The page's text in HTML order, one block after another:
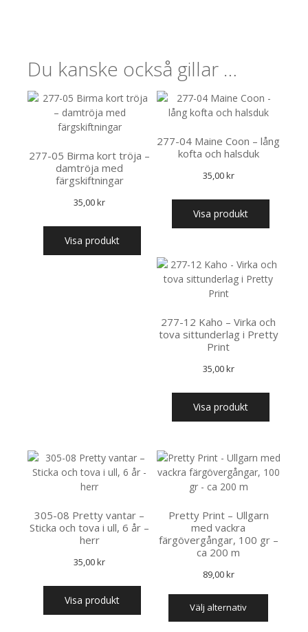
Du kanske också gillar …
277-05 Birma kort tröja –
damtröja med
färgskiftningar
35,00kr
Visa produkt
277-04 Maine Coon – lång
kofta och halsduk
35,00kr
Visa produkt
277-12 Kaho – Virka och
tova sittunderlag i Pretty
Print
35,00kr
Visa produkt
Pretty Print – Ullgarn
med vackra
färgövergångar, 100 gr –
ca 200 m
89,00kr
välj alternativ
Den
305-08 Pretty vantar –
Sticka och tova i ull, 6 år –
herr
35,00kr
Visa produkt